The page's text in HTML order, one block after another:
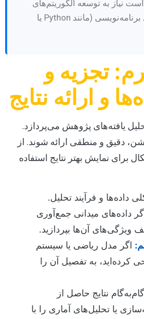
نیاز به توسعه الگوریتم‌های
اختصاصی با زبان‌های برنامه‌نویسی (مانند Python یا
تجزیه و
و ارائه نتایج
یافته‌های پژوهش می‌پردازد.
دقیق و منطقی ارائه شوند. از
برای نمایش بهتر نتایج استفاده
داده‌ها و فرآیند تحلیل.
داده‌های میدانی جمع‌آوری
ویژگی‌های آن‌ها بپردازید.
اگر مدل ریاضی یا سیستم
کرده‌اید، به تفصیل آن را
گام‌به‌گام نتایج حاصل از
یا تحلیل‌های آماری را با